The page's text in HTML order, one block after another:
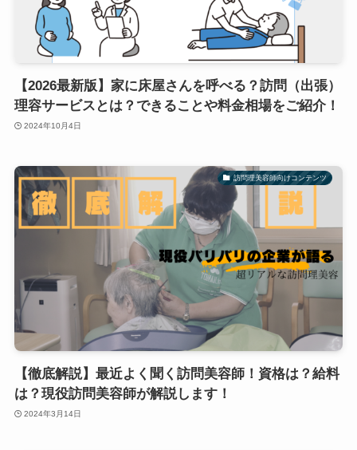
【2026最新版】家に床屋さんを呼べる？訪問（出張）
理容サービスとは？できることや料金相場をご紹介！
2024年10月4日
訪問理美容師向けコンテンツ
【徹底解説】最近よく聞く訪問美容師！資格は？給料
は？現役訪問美容師が解説します！
2024年3月14日